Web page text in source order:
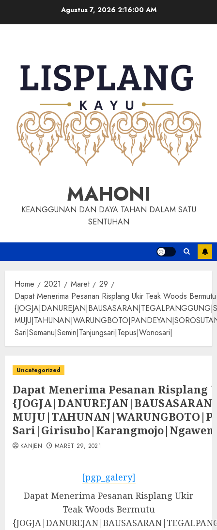
Agustus 7, 20262:16:01 AM
MAHONI
KEANGGUNAN DAN DAYA TAHAN DALAM SATU
SENTUHAN
Home 2021 Maret
29
Dapat Menerima Pesanan Risplang Ukir Teak Woods Bermutu
Sari|Semanu|Semin|Tanjungsari|Tepus|Wonosari|
Uncategorized
Dapat Menerima Pesanan Risplang
KANJEN MARET 29, 2021
[pgp_galery]
Dapat Menerima Pesanan Risplang Ukir
Teak Woods Bermutu